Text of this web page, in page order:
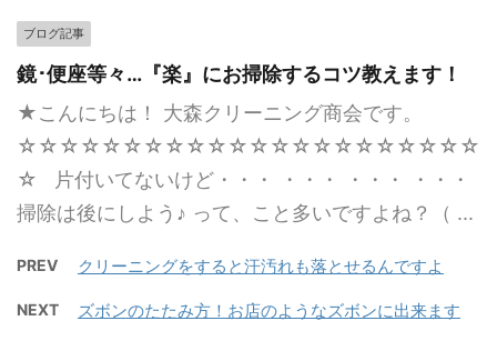
ブログ記事
鏡･便座等々…『楽』にお掃除するコツ教えます！
★こんにちは！ 大森クリーニング商会です。
☆☆☆☆☆☆☆☆☆☆☆☆☆☆☆☆☆☆☆☆☆☆
☆ 片付いてないけど・・・ ・・・ ・・・ ・・・
掃除は後にしよう♪ って、こと多いですよね？（ ...
PREV クリーニングをすると汗汚れも落とせるんですよ
NEXT ズボンのたたみ方！お店のようなズボンに出来ます